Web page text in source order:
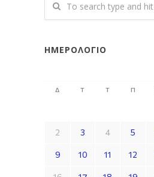
ΗΜΕΡΟΛΌΓΙΟ
Δ Τ Τ Π
2 3 4 5
9 10 11 12